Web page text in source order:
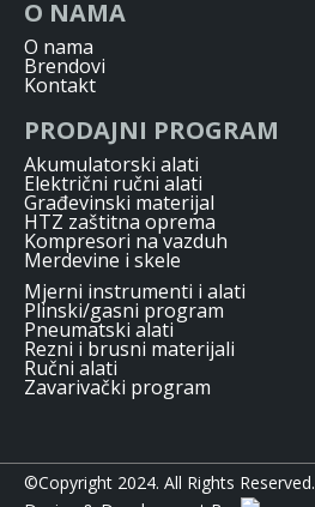
O NAMA
O nama
Brendovi
Kontakt
PRODAJNI PROGRAM
Akumulatorski alati
Električni ručni alati
Građevinski materijal
HTZ zaštitna oprema
Kompresori na vazduh
Merdevine i skele
Mjerni instrumenti i alati
Plinski/gasni program
Pneumatski alati
Rezni i brusni materijali
Ručni alati
Zavarivački program
©Copyright 2024. All Rights Reserved.